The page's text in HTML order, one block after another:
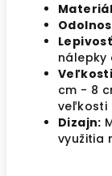
nálepky
cm - 8
veľkosti
Dizajn:
využitia